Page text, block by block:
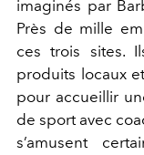
imaginés par
Près de mille
ces trois sites.
produits locaux
pour accueillir
de sport avec
s’amusent